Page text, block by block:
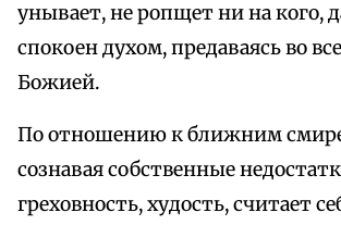
унывает, не ропщет ни на кого,
спокоен духом, предаваясь во
Божией.
По отношению к ближним
сознавая собственные
греховность, худость, считает